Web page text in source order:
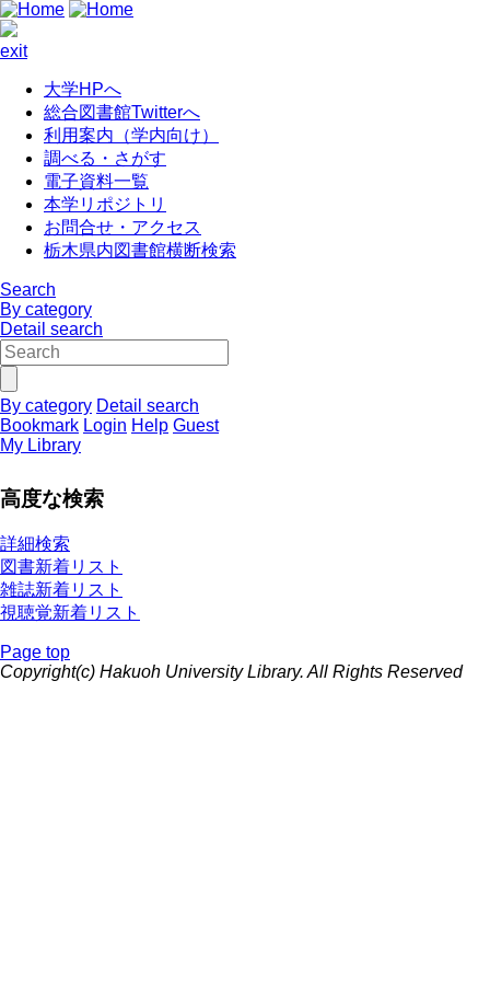
exit
大学HPへ
総合図書館Twitterへ
利用案内（学内向け）
調べる・さがす
電子資料一覧
本学リポジトリ
お問合せ・アクセス
栃木県内図書館横断検索
Search
By category
Detail search
By category Detail search
Bookmark Login Help Guest
My Library
高度な検索
詳細検索
図書新着リスト
雑誌新着リスト
視聴覚新着リスト
Page top
Copyright(c) Hakuoh University Library. All Rights Reserved